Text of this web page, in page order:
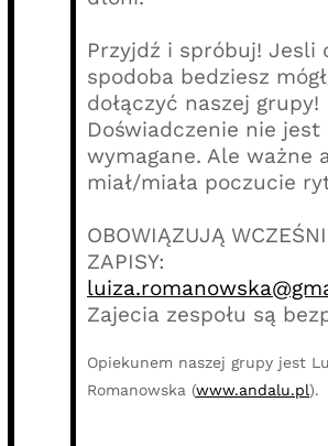
Przyjdź i spróbuj! Jesli
spodoba bedziesz
dołączyć naszej grupy!
Doświadczenie nie jest
wymagane. Ale ważne
miał/miała poczucie
OBOWIĄZUJĄ
ZAPISY:
Zajecia zespołu są
Opiekunem naszej grupy jest
Romanowska (www.andalu.pl).